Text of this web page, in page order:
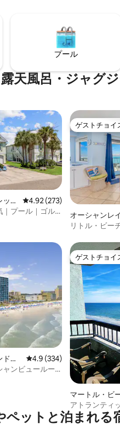
プール
天風呂・ジャグ
評価
です。
ジ
レビュー273件、5つ星中
4.92 (273)
｜プール｜ゴル
ゲストチョイ
ゲストチョイ
オーシャンレ
ミニアム
リトル・ビー
評価
ミ
レビュー334件、5つ星中
4.9 (334)
ャンビュールー
ゲストチョイ
ゲストチョイ
マートル・ビ
ニアム
アトランティ
ペットと泊まれる